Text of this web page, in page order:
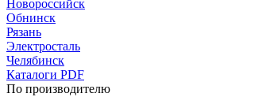
Новороссийск
Обнинск
Рязань
Электросталь
Челябинск
Каталоги PDF
По производителю